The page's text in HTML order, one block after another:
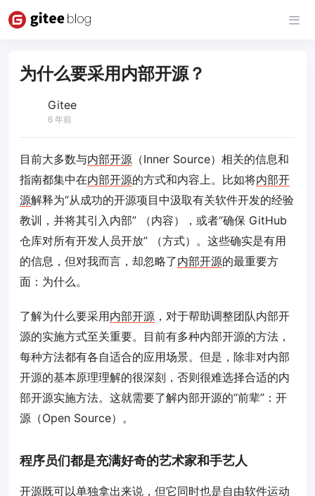
为什么要采用内部开源？
Gitee
6 年前
目前大多数与内部开源 （Inner Source）相关的信息和
指南都集中在内部开源的方式和内容上。比如将内部开
源解释为“从成功的开源项目中汲取有关软件开发的经验
教训，并将其引入内部” （内容），或者“确保 GitHub
仓库对所有开发人员开放” （方式）。这些确实是有用
的信息，但对我而言，却忽略了内部开源的最重要方
面：为什么。
了解为什么要采用内部开源 ，对于帮助调整团队内部开
源的实施方式至关重要。目前有多种内部开源的方法，
每种方法都有各自适合的应用场景。但是，除非对内部
开源的基本原理理解的很深刻，否则很难选择合适的内
部开源实施方法。这就需要了解内部开源的“前辈”：开
源（Open Source）。
程序员们都是充满好奇的艺术家和手艺人
开源既可以单独拿出来说，但它同时也是自由软件运动